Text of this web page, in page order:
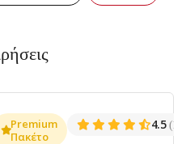
Premium
Πακέτο
4.5